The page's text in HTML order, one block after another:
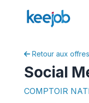
Retour aux offres
Social
COMPTOIR